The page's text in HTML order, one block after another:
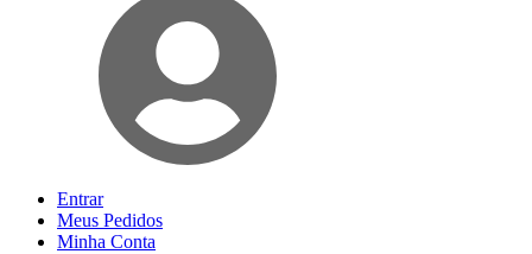
Entrar
Meus Pedidos
Minha Conta